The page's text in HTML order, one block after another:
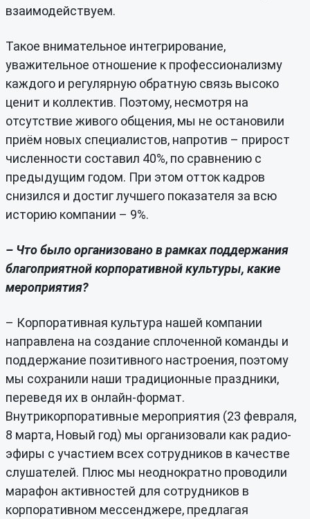
взаимодействуем.
Такое внимательное интегрирование,
уважительное отношение к профессионализму
каждого и регулярную обратную связь высоко
ценит и коллектив. Поэтому, несмотря на
отсутствие живого общения, мы не остановили
приём новых специалистов, напротив – прирост
численности составил 40%, по сравнению с
предыдущим годом. При этом отток кадров
снизился и достиг лучшего показателя за всю
историю компании – 9%.
– Что было организовано в рамках поддержания
благоприятной корпоративной культуры, какие
мероприятия?
– Корпоративная культура нашей компании
направлена на создание сплоченной команды и
поддержание позитивного настроения, поэтому
мы сохранили наши традиционные праздники,
переведя их в онлайн-формат.
Внутрикорпоративные мероприятия (23 февраля,
8 марта, Новый год) мы организовали как радио-
эфиры с участием всех сотрудников в качестве
слушателей. Плюс мы неоднократно проводили
марафон активностей для сотрудников в
корпоративном мессенджере, предлагая